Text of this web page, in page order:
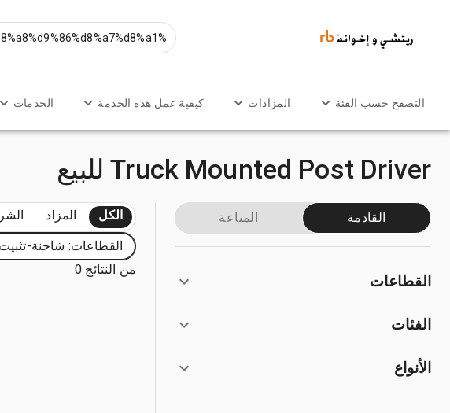
التصفح حسب الفئة المزادات كيفية عمل هذه الخدمة الخدمات
Truck Mounted Post Driver للبيع
القادمة المباعة
القطاعات
الفئات
الأنواع
الكل المزاد
القطاعات: شاحنة-
من النتائج 0